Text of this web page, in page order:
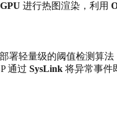
GPU 进行热图渲染，利用
部署轻量级的阈值检测算
通过 SysLink 将异常事件